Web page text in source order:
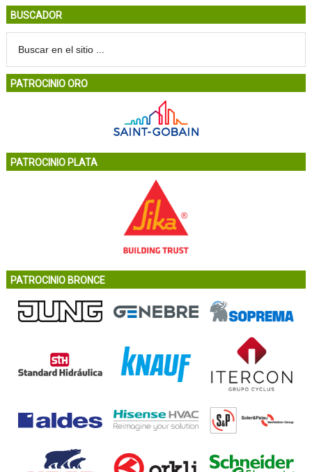
BUSCADOR
PATROCINIO ORO
PATROCINIO PLATA
PATROCINIO BRONCE